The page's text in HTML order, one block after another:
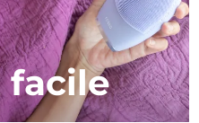
facile